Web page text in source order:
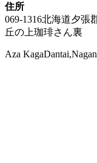
住所
069-1316北海道夕張
丘の上珈琲さん裏
Aza